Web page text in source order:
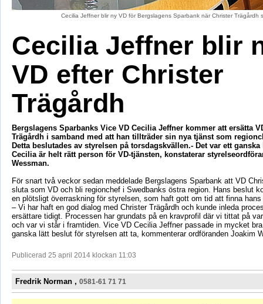
Cecilia Jeffner blir ny VD för Bergslagens Sparbank när Christer Trägårdh
Cecilia Jeffner blir
VD efter Christer
Trägårdh
Bergslagens Sparbanks Vice VD Cecilia Jeffner kommer att ersätta
Trägårdh i samband med att han tillträder sin nya tjänst som
Detta beslutades av styrelsen på torsdagskvällen.- Det var ett
Cecilia är helt rätt person för VD-tjänsten, konstaterar
Wessman.
För snart två veckor sedan meddelade Bergslagens Sparbank att VD
sluta som VD och bli regionchef i Swedbanks östra region. Hans beslut
en plötsligt överraskning för styrelsen, som haft gott om tid att finna hans
– Vi har haft en god dialog med Christer Trägårdh och kunde inleda
ersättare tidigt. Processen har grundats på en kravprofil där vi tittat på
och var vi står i framtiden. Vice VD Cecilia Jeffner passade in mycket
ganska lätt beslut för styrelsen att ta, kommenterar ordföranden Joakim
Publicerad 25 april 2014 klockan 11:03
Fredrik Norman , 0581-61 71 71